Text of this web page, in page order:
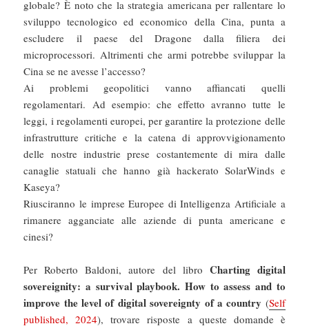
globale? È noto che la strategia americana per rallentare lo
sviluppo tecnologico ed economico della Cina, punta a
escludere il paese del Dragone dalla filiera dei
microprocessori. Altrimenti che armi potrebbe sviluppar la
Cina se ne avesse l’accesso?
Ai problemi geopolitici vanno affiancati quelli
regolamentari. Ad esempio: che effetto avranno tutte le
leggi, i regolamenti europei, per garantire la protezione delle
infrastrutture critiche e la catena di approvvigionamento
delle nostre industrie prese costantemente di mira dalle
canaglie statuali che hanno già hackerato SolarWinds e
Kaseya?
Riusciranno le imprese Europee di Intelligenza Artificiale a
rimanere agganciate alle aziende di punta americane e
cinesi?
Per Roberto Baldoni, autore del libro Charting digital
sovereignity: a survival playbook. How to assess and to
improve the level of digital sovereignty of a country (Self
published, 2024), trovare risposte a queste domande è